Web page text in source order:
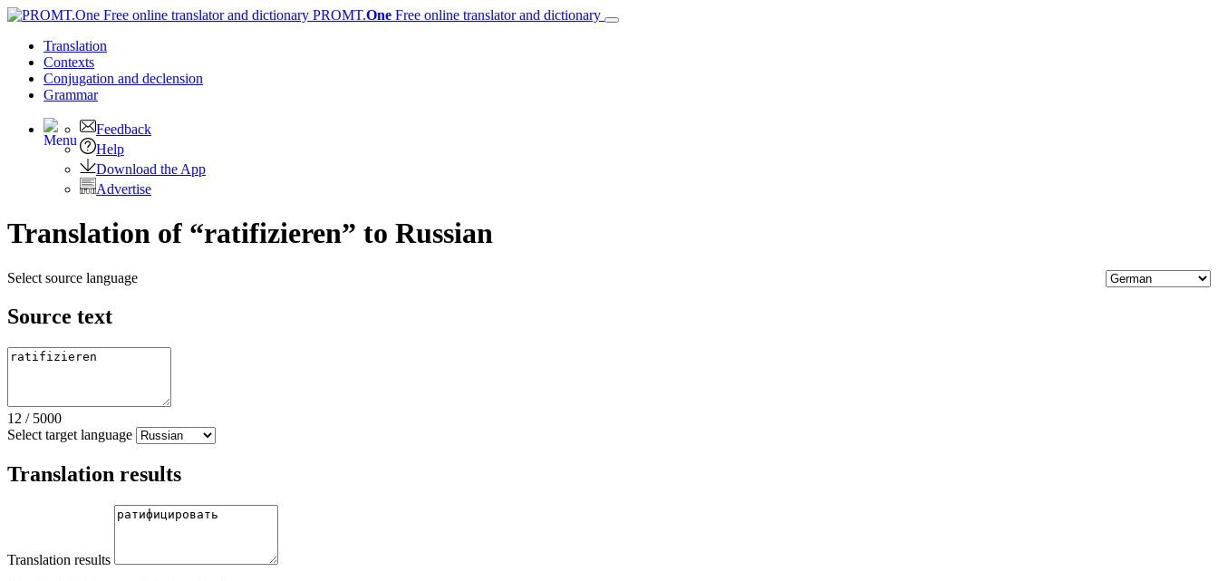
PROMT.One Free online translator and dictionary
Translation
Contexts
Conjugation and declension
Grammar
Feedback
Help
Download the App
Advertise
Translation of “ratifizieren” to Russian
Select source language
Source text
12 / 5000
Select target language
Translation results
Translation results